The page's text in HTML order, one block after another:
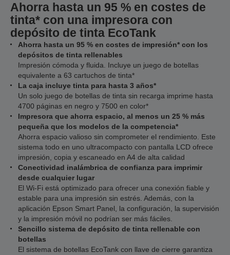
Ahorra hasta un 95 % en costes de
tinta* con una impresora con
depósito de tinta EcoTank
Ahorra hasta un 95 % en costes de impresión* con los
depósitos de tinta rellenables
Impresión cómoda y fluida. Incluye un juego de botellas
equivalente a 63 cartuchos de tinta*
La caja incluye tinta para hasta 3 años*
Un solo juego de botellas de tinta sin recarga imprime hasta
4700 páginas en negro y 7500 en color*
Impresora que ahorra espacio, al menos un 25 % más
pequeña que los modelos de la competencia*
Ahorra espacio valioso sin comprometer el rendimiento. Este
sistema todo en uno ultracompacto con pantalla LCD ofrece
impresión, copia y escaneado en A4 de alta calidad
Conectividad inalámbrica de confianza para imprimir
desde cualquier lugar
El Wi-Fi está optimizado para ofrecer una conexión fiable y
estable para una impresión sin estrés. Además, con la
aplicación Epson Smart Panel, la configuración, la supervisión
y la impresión móvil no podrían ser más fáciles.
Sencillo sistema de depósito de tinta rellenable con
botellas
El sistema de botellas EcoTank con llave de cierre garantiza